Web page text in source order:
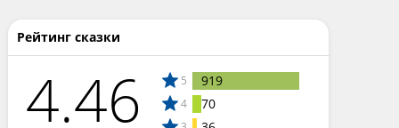
Рейтинг сказки
4.46 5 919
4 70